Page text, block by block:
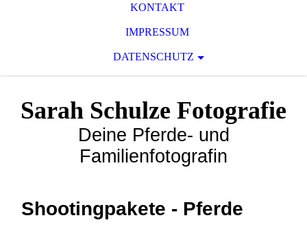
KONTAKT
IMPRESSUM
DATENSCHUTZ
Sarah Schulze Fotografie
Deine Pferde- und
Familienfotografin
Shootingpakete - Pferde